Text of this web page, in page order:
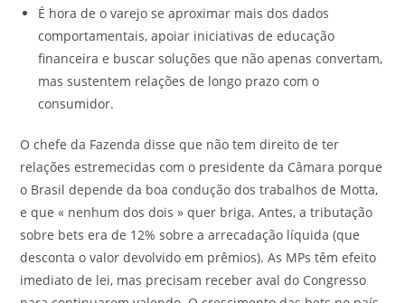
É hora de o varejo se aproximar mais dos dados
comportamentais, apoiar iniciativas de educação
financeira e buscar soluções que não apenas convertam,
mas sustentem relações de longo prazo com o
consumidor.
O chefe da Fazenda disse que não tem direito de ter
relações estremecidas com o presidente da Câmara porque
o Brasil depende da boa condução dos trabalhos de Motta,
e que « nenhum dos dois » quer briga. Antes, a tributação
sobre bets era de 12% sobre a arrecadação líquida (que
desconta o valor devolvido em prêmios). As MPs têm efeito
imediato de lei, mas precisam receber aval do Congresso